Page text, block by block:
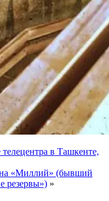
в Ташкенте,
«Миллий» (бывший
резервы») »